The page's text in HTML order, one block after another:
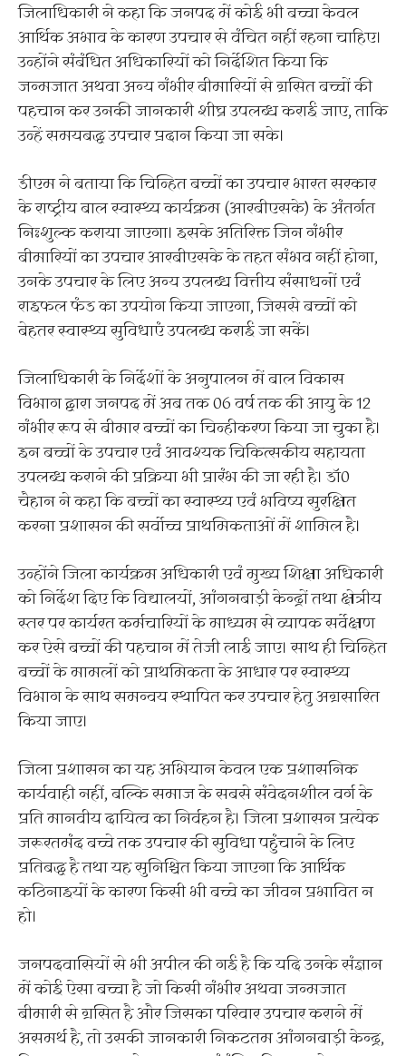
जिलाधिकारी ने कहा कि जनपद में कोई भी बच्चा केवल
आर्थिक अभाव के कारण उपचार से वंचित नहीं रहना चाहिए।
उन्होंने संबंधित अधिकारियों को निर्देशित किया कि
जन्मजात अथवा अन्य गंभीर बीमारियों से ग्रसित बच्चों की
पहचान कर उनकी जानकारी शीघ्र उपलब्ध कराई जाए, ताकि
उन्हें समयबद्ध उपचार प्रदान किया जा सके।
डीएम ने बताया कि चिन्हित बच्चों का उपचार भारत सरकार
के राष्ट्रीय बाल स्वास्थ्य कार्यक्रम (आरबीएसके) के अंतर्गत
निःशुल्क कराया जाएगा। इसके अतिरिक्त जिन गंभीर
बीमारियों का उपचार आरबीएसके के तहत संभव नहीं होगा,
उनके उपचार के लिए अन्य उपलब्ध वित्तीय संसाधनों एवं
राइफल फंड का उपयोग किया जाएगा, जिससे बच्चों को
बेहतर स्वास्थ्य सुविधाएं उपलब्ध कराई जा सकें।
जिलाधिकारी के निर्देशों के अनुपालन में बाल विकास
विभाग द्वारा जनपद में अब तक 06 वर्ष तक की आयु के 12
गंभीर रूप से बीमार बच्चों का चिन्हीकरण किया जा चुका है।
इन बच्चों के उपचार एवं आवश्यक चिकित्सकीय सहायता
उपलब्ध कराने की प्रक्रिया भी प्रारंभ की जा रही है। डॉ0
चैहान ने कहा कि बच्चों का स्वास्थ्य एवं भविष्य सुरक्षित
करना प्रशासन की सर्वोच्च प्राथमिकताओं में शामिल है।
उन्होंने जिला कार्यक्रम अधिकारी एवं मुख्य शिक्षा अधिकारी
को निर्देश दिए कि विद्यालयों, आंगनबाड़ी केन्द्रों तथा क्षेत्रीय
स्तर पर कार्यरत कर्मचारियों के माध्यम से व्यापक सर्वेक्षण
कर ऐसे बच्चों की पहचान में तेजी लाई जाए। साथ ही चिन्हित
बच्चों के मामलों को प्राथमिकता के आधार पर स्वास्थ्य
विभाग के साथ समन्वय स्थापित कर उपचार हेतु अग्रसारित
किया जाए।
जिला प्रशासन का यह अभियान केवल एक प्रशासनिक
कार्यवाही नहीं, बल्कि समाज के सबसे संवेदनशील वर्ग के
प्रति मानवीय दायित्व का निर्वहन है। जिला प्रशासन प्रत्येक
जरूरतमंद बच्चे तक उपचार की सुविधा पहुंचाने के लिए
प्रतिबद्ध है तथा यह सुनिश्चित किया जाएगा कि आर्थिक
कठिनाइयों के कारण किसी भी बच्चे का जीवन प्रभावित न
हो।
जनपदवासियों से भी अपील की गई है कि यदि उनके संज्ञान
में कोई ऐसा बच्चा है जो किसी गंभीर अथवा जन्मजात
बीमारी से ग्रसित है और जिसका परिवार उपचार कराने में
असमर्थ है, तो उसकी जानकारी निकटतम आंगनबाड़ी केन्द्र,